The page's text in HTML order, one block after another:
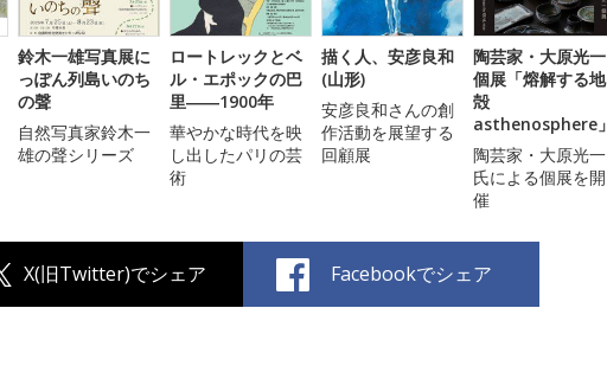
鈴木一雄写真展に
っぽん列島いのち
の聲
自然写真家鈴木一
雄の聲シリーズ
ロートレックとベ
ル・エポックの巴
里――1900年
華やかな時代を映
し出したパリの芸
術
描く人、安彦良和
(山形)
安彦良和さんの創
作活動を展望する
回顧展
陶芸家・大原光一
個展「熔解する地
殻
asthenosphere」
陶芸家・大原光一
氏による個展を開
催
X(旧Twitter)でシェア Facebookでシェア